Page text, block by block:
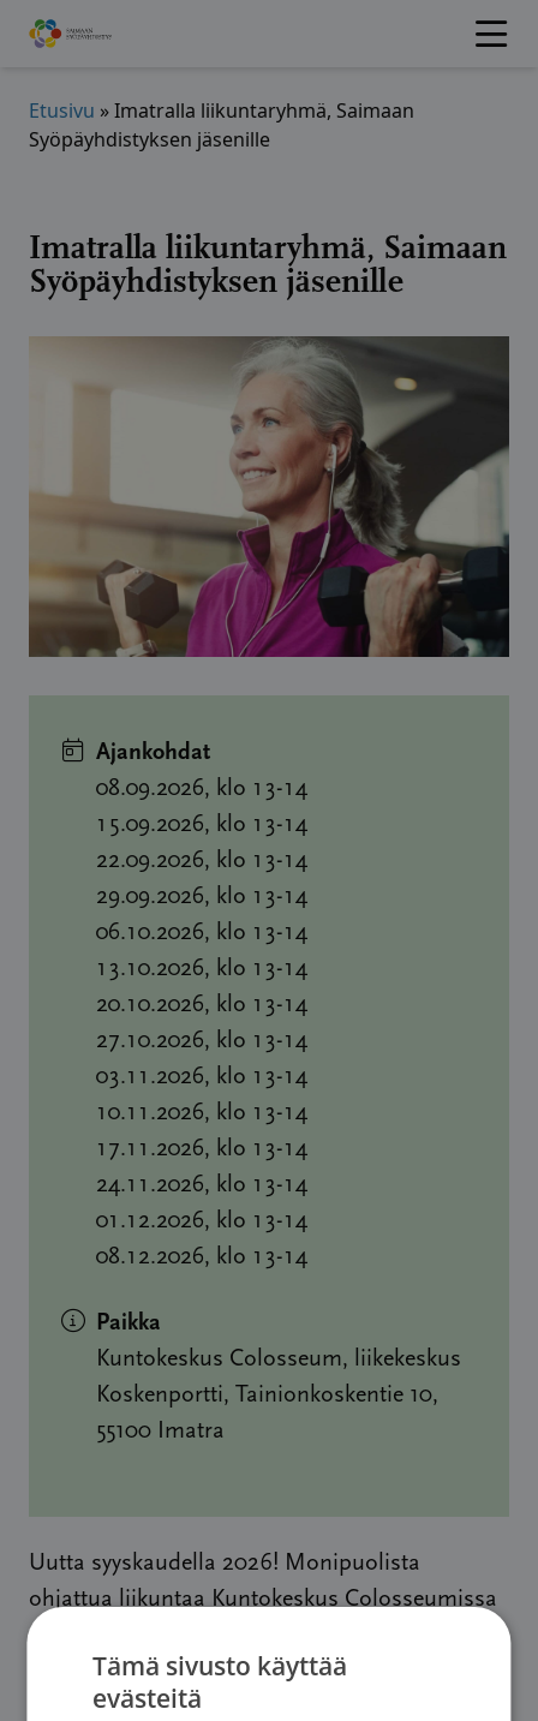
Hyppää
sisältöön
Etusivu »Imatralla liikuntaryhmä, Saimaan
Syöpäyhdistyksen jäsenille
Imatralla liikuntaryhmä, Saimaan
Syöpäyhdistyksen jäsenille
Ajankohdat
08.09.2026, klo 13-14
15.09.2026, klo 13-14
22.09.2026, klo 13-14
29.09.2026, klo 13-14
06.10.2026, klo 13-14
13.10.2026, klo 13-14
20.10.2026, klo 13-14
27.10.2026, klo 13-14
03.11.2026, klo 13-14
10.11.2026, klo 13-14
17.11.2026, klo 13-14
24.11.2026, klo 13-14
01.12.2026, klo 13-14
08.12.2026, klo 13-14
Paikka
Kuntokeskus Colosseum, liikekeskus
Koskenportti, Tainionkoskentie 10,
55100 Imatra
Uutta syyskaudella 2026! Monipuolista
ohjattua liikuntaa Kuntokeskus Colosseumissa
tiistaisin klo 13-14. Vaihdellen tuolijumppaa ja
lihaskuntoharjoittelua. Saimaan
Syöpäyhdistyksen jäsenille tarkoitetun
Tämä sivusto käyttää
evästeitä